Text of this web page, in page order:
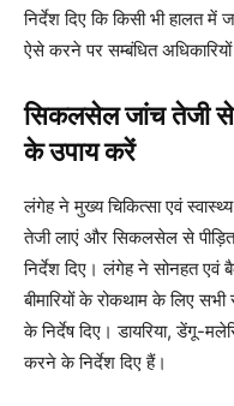
निर्देश दिए कि किसी भी हालत
ऐसे करने पर सम्बंधित
सिकलसेल जांच तेजी से
के उपाय करें
लंगेह ने मुख्य चिकित्सा एवं
तेजी लाएं और सिकलसेल से
निर्देश दिए। लंगेह ने सोनहत एवं
बीमारियों के रोकथाम के लिए
के निर्देष दिए। डायरिया, डेंगू-
करने के निर्देश दिए हैं।